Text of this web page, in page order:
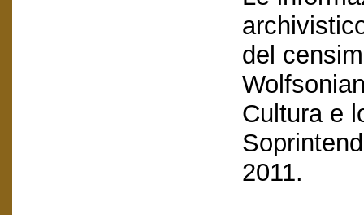
del
Cultura e
2011.